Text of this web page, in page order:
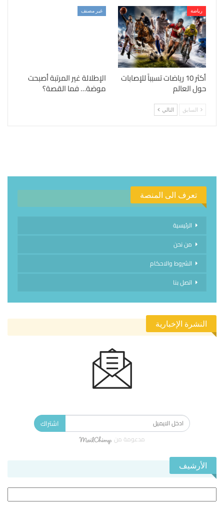
رياضة
أكثر 10 رياضات تسبباً للإصابات
حول العالم
غير مصنف
الإطلالة غير المرتبة أصبحت
موضة… فما القصة؟
السابق التالي
تعرف الى المنصة
الرئيسية
من نحن
الشروط والاحكام
اتصل بنا
النشرة الإخبارية
اشتراك
مدعومة من
الأرشيف